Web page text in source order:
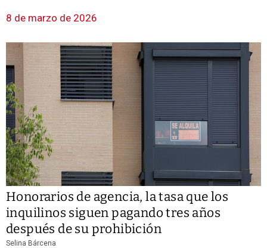
8 de marzo de 2026
Honorarios de agencia, la tasa que los
inquilinos siguen pagando tres años
después de su prohibición
Selina Bárcena